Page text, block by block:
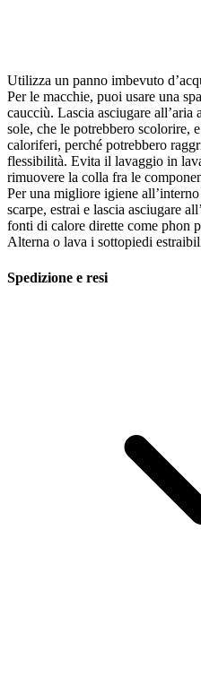
Utilizza un panno imbevuto
Per le macchie, puoi usare una
caucciù. Lascia asciugare
sole, che le potrebbero scolorire,
caloriferi, perché potrebbero
flessibilità. Evita il lavaggio in
rimuovere la colla fra le
Per una migliore igiene
scarpe, estrai e lascia asciugare
fonti di calore dirette come phon
Alterna o lava i sottopiedi
Spedizione e resi